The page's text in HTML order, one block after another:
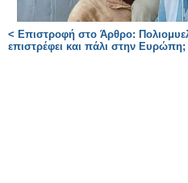
< Επιστροφή στο Άρθρο:
επιστρέφει και πάλι στην Ευρώπη;